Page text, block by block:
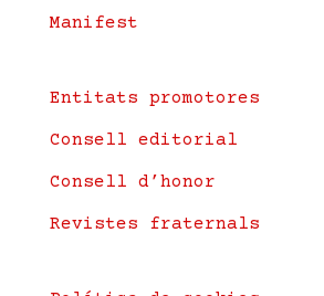
Manifest
Entitats promotores
Consell editorial
Consell d’honor
Revistes fraternals